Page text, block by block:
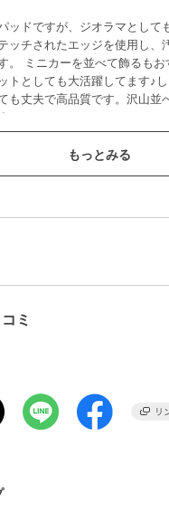
ッドですが、ジオラマとして
ッチされたエッジを使用し、
。 ミニカーを並べて飾るもお
トとしても大活躍してます♪
も丈夫で高品質です。沢山並
！
のため付属しません。
**
**
ミ